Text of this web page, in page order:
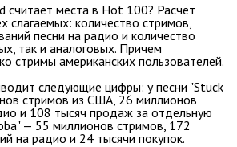
места в Hot 100? Расчет
слагаемых: количество стримов,
песни на радио и количество
так и аналоговых. Причем
стримы американских пользователей.
следующие цифры: у песни "Stuck
стримов из США, 26 миллионов
и 108 тысяч продаж за отдельную
— 55 миллионов стримов, 172
на радио и 24 тысячи покупок.